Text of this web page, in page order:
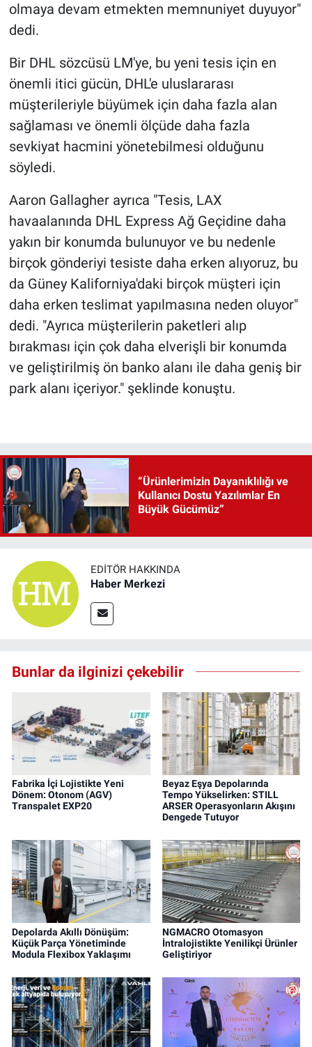
olmaya devam etmekten memnuniyet duyuyor"
dedi.
Bir DHL sözcüsü LM'ye, bu yeni tesis için en
önemli itici gücün, DHL'e uluslararası
müşterileriyle büyümek için daha fazla alan
sağlaması ve önemli ölçüde daha fazla
sevkiyat hacmini yönetebilmesi olduğunu
söyledi.
Aaron Gallagher ayrıca "Tesis, LAX
havaalanında DHL Express Ağ Geçidine daha
yakın bir konumda bulunuyor ve bu nedenle
birçok gönderiyi tesiste daha erken alıyoruz, bu
da Güney Kaliforniya'daki birçok müşteri için
daha erken teslimat yapılmasına neden oluyor"
dedi. "Ayrıca müşterilerin paketleri alıp
bırakması için çok daha elverişli bir konumda
ve geliştirilmiş ön banko alanı ile daha geniş bir
park alanı içeriyor." şeklinde konuştu.
“Ürünlerimizin Dayanıklılığı ve
Kullanıcı Dostu Yazılımlar En
Büyük Gücümüz”
EDITÖR HAKKINDA
Haber Merkezi
Bunlar da ilginizi çekebilir
Fabrika İçi Lojistikte Yeni
Dönem: Otonom (AGV)
Transpalet EXP20
Beyaz Eşya Depolarında
Tempo Yükselirken: STILL
ARSER Operasyonların Akışını
Dengede Tutuyor
Depolarda Akıllı Dönüşüm:
Küçük Parça Yönetiminde
Modula Flexibox Yaklaşımı
NGMACRO Otomasyon
İntralojistikte Yenilikçi Ürünler
Geliştiriyor